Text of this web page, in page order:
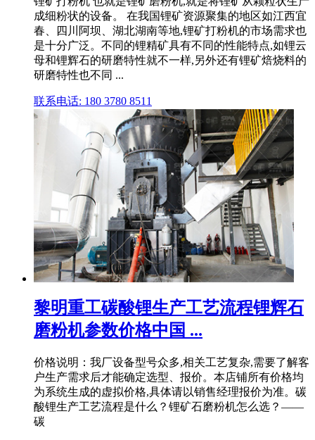
成细粉状的设备。 在我国锂矿资源聚集的地区如江西宜
春、四川阿坝、湖北湖南等地,锂矿打粉机的市场需求也
是十分广泛。不同的锂精矿具有不同的性能特点,如锂云
母和锂辉石的研磨特性就不一样,另外还有锂矿焙烧料的
研磨特性也不同 ...
联系电话: 180 3780 8511
黎明重工碳酸锂生产工艺流程锂辉石
磨粉机参数价格中国 ...
价格说明：我厂设备型号众多,相关工艺复杂,需要了解客
户生产需求后才能确定选型、报价。本店铺所有价格均
为系统生成的虚拟价格,具体请以销售经理报价为准。碳
酸锂生产工艺流程是什么？锂矿石磨粉机怎么选？——
碳